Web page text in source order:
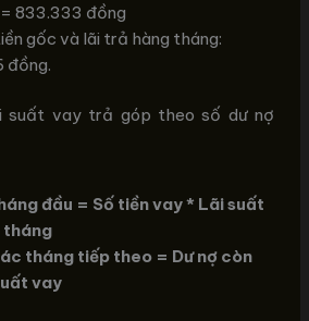
= 833.333 đồng
gốc và lãi trả hàng tháng:
đồng.
suất vay trả góp theo số dư nợ
đầu = Số tiền vay * Lãi suất
tháng
tháng tiếp theo = Dư nợ còn
vay